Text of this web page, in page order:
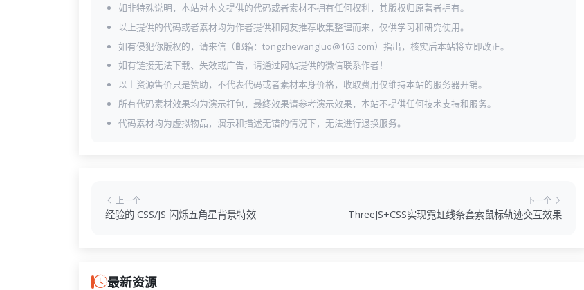
如非特殊说明，本站对本文提供的代码或者素材不拥有任何权利，其版权归原著者拥有。
以上提供的代码或者素材均为作者提供和网友推荐收集整理而来，仅供学习和研究使用。
如有侵犯你版权的，请来信（邮箱：tongzhewangluo@163.com）指出，核实后本站将立即改正。
如有链接无法下载、失效或广告，请通过网站提供的微信联系作者！
以上资源售价只是赞助，不代表代码或者素材本身价格，收取费用仅维持本站的服务器开销。
所有代码素材效果均为演示打包，最终效果请参考演示效果，本站不提供任何技术支持和服务。
代码素材均为虚拟物品，演示和描述无错的情况下，无法进行退换服务。
上一个
经验的 CSS/JS 闪烁五角星背景特效
下一个
ThreeJS+CSS实现霓虹线条套索鼠标轨迹交互效果
最新资源